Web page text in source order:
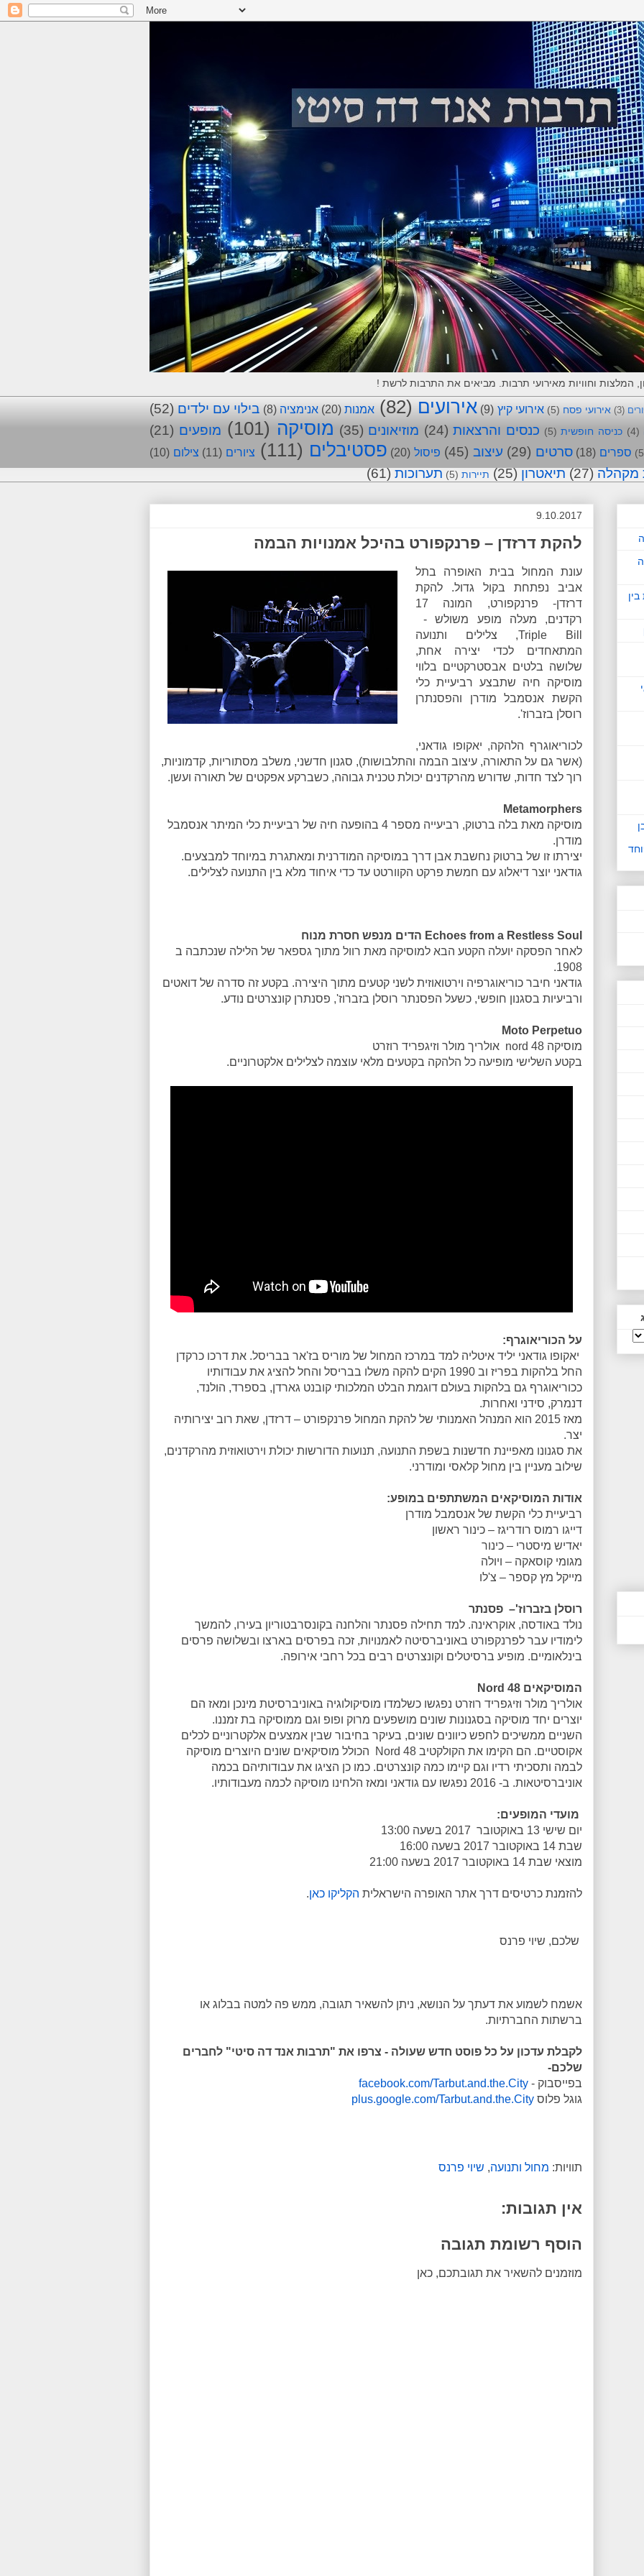
(3) אירועי פסח (5) אירועי קיץ (9) אירועים (82) אמנות (20) אנימציה (8) בילוי עם ילדים (52)
(4) כניסה חופשית (5) כנסים והרצאות (24) מוזיאונים (35) מוסיקה (101) מופעים (21)
ספרים (18) סרטים (29) עיצוב (45) פיסול (20) פסטיבלים (111) ציורים (11) צילום (10)
מקהלה (27) תיאטרון (25) תיירות (5) תערוכות (61)
9.10.2017
להקת דרזדן – פרנקפורט בהיכל אמנויות הבמה
עונת המחול בבית האופרה בתל
אביב נפתחת בקול גדול. להקת
דרזדן- פרנקפורט, המונה 17
רקדנים, מעלה מופע משולש -
Triple Bill, צלילים ותנועה
המתאחדים לכדי יצירה אחת,
שלושה בלטים אבסטרקטיים בלווי
מוסיקה חיה שתבצע רביעיית כלי
הקשת אנסמבל מודרן והפסנתרן
רוסלן בזברוז'.
לכוריאוגרף הלהקה, יאקופו גודאני,
(אשר גם על התאורה, עיצוב הבמה והתלבושות), סגנון חדשני, משלב מסתוריות, קדמוניות,
רוך לצד חדות, שדורש מהרקדנים יכולת טכנית גבוהה, כשברקע אפקטים של תאורה ועשן.
Metamorphers
מוסיקה מאת בלה ברטוק, רביעייה מספר 4 בהופעה חיה של רביעיית כלי המיתר אנסמבל
מודרן.
יצירתו זו של ברטוק נחשבת אבן דרך במוסיקה המודרנית ומאתגרת במיוחד למבצעים.
גודאני יוצר דיאלוג עם חמשת פרקט הקוורטט עד כדי איחוד מלא בין התנועה לצלילים.
Echoes from a Restless Soul הדים מנפש חסרת מנוח
לאחר הפסקה יועלה הקטע הבא למוסיקה מאת רוול מתוך גספאר של הלילה שנכתבה ב
1908.
גודאני חיבר כוריאוגרפיה וירטואוזית לשני קטעים מתוך היצירה. בקטע זה סדרה של דואטים
ורביעיות בסגנון חופשי, כשעל הפסנתר רוסלן בזברוז', פסנתרן קונצרטים נודע.
Moto Perpetuo
מוסיקה 48 nord אולריך מולר וזיגפריד רוזרט
בקטע השלישי מופיעה כל הלהקה בקטעים מלאי עוצמה לצלילים אלקטרוניים.
על הכוריאוגרף:
יאקופו גודאני יליד איטליה למד במרכז המחול של מוריס בז'אר בבריסל. את דרכו כרקדן
החל בלהקות בפריז וב 1990 הקים להקה משלו בבריסל והחל להציג את עבודותיו
ככוריאוגרף גם בלהקות בעולם דוגמת הבלט המלכותי קובנט גארדן, בספרד, הולנד,
דנמרק, סידני ואחרות.
מאז 2015 הוא המנהל האמנותי של להקת המחול פרנקפורט – דרזדן, שאת רוב יצירותיה
יצר.
את סגנונו מאפיינת חדשנות בשפת התנועה, תנועות הדורשות יכולת וירטואוזית מהרקדנים,
שילוב מעניין בין מחול קלאסי ומודרני.
אודות המוסיקאים המשתתפים במופע:
רביעיית כלי הקשת של אנסמבל מודרן
דייגו רמוס רודריגז – כינור ראשון
יאדיש מיסטרי – כינור
מגומי קוסאקה – ויולה
מייקל מץ קספר – צ'לו
רוסלן בזברוז'– פסנתר
נולד באודסה, אוקראינה. למד תחילה פסנתר והלחנה בקונסרבטוריון בעירו, להמשך
לימודיו עבר לפרנקפורט באוניברסיטה לאמנויות, זכה בפרסים בארצו ובשלושה פרסים
בינלאומיים. מופיע ברסיטלים וקונצרטים רבים בכל רחבי אירופה.
המוסיקאים 48 Nord
אולריך מולר וזיגפריד רוזרט נפגשו כשלמדו מוסיקולוגיה באוניברסיטת מינכן ומאז הם
יוצרים יחד מוסיקה בסגנונות שונים מושפעים מרוק ופופ וגם ממוסיקה בת זמננו.
השניים ממשיכים לחפש כיוונים שונים, בעיקר בחיבור שבין אמצעים אלקטרוניים לכלים
אקוסטיים. הם הקימו את הקולקטיב 48 Nord הכולל מוסיקאים שונים היוצרים מוסיקה
לבמה ותסכיתי רדיו וגם קיימו כמה קונצרטים. כמו כן הציגו את עבודותיהם בכמה
אוניברסיטאות. ב- 2016 נפגשו עם גודאני ומאז הלחינו מוסיקה לכמה מעבודותיו.
מועדי המופעים:
יום שישי 13 באוקטובר 2017 בשעה 13:00
שבת 14 באוקטובר 2017 בשעה 16:00
מוצאי שבת 14 באוקטובר 2017 בשעה 21:00
להזמנת כרטיסים דרך אתר האופרה הישראלית הקליקו כאן.
שלכם, שיוי פרנס
אשמח לשמוע את דעתך על הנושא, ניתן להשאיר תגובה, ממש פה למטה בבלוג או
ברשתות החברתיות.
לקבלת עדכון על כל פוסט חדש שעולה - צרפו את "תרבות אנד דה סיטי" לחברים
שלכם-
בפייסבוק - facebook.com/Tarbut.and.the.City
גוגל פלוס plus.google.com/Tarbut.and.the.City
תוויות: מחול ותנועה, שיוי פרנס
אין תגובות:
הוסף רשומת תגובה
מוזמנים להשאיר את תגובתכם, כאן